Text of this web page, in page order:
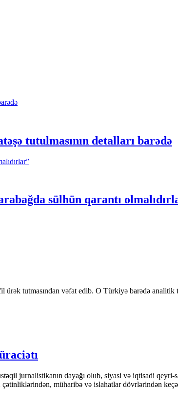
tutulmasının detalları barədə
sülhün qarantı
ürək tutmasından vəfat edib. O Türkiyə barədə
jurnalistikanın dayağı olub, siyasi və iqtisadi
müharibə və islahatlar dövrlərindən